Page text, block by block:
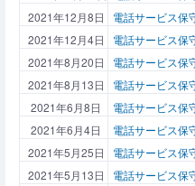
2021年12月8日
電話サービス保
2021年12月4日
電話サービス保
2021年8月20日
電話サービス保
2021年8月13日
電話サービス保
2021年6月8日
電話サービス保
2021年6月4日
電話サービス保
2021年5月25日
電話サービス保
2021年5月13日
電話サービス保